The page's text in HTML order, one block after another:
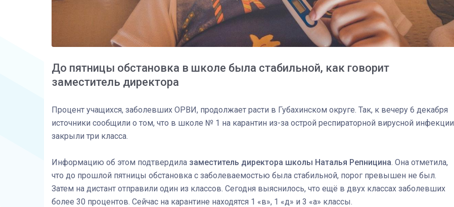
До пятницы обстановка в школе была стабильной, как говорит
заместитель директора
Процент учащихся, заболевших ОРВИ, продолжает расти в Губахинском округе. Так, к вечеру 6 декабря
источники сообщили о том, что в школе № 1 на карантин из-за острой респираторной вирусной инфекции
закрыли три класса.
Информацию об этом подтвердила заместитель директора школы Наталья Репницина. Она отметила,
что до прошлой пятницы обстановка с заболеваемостью была стабильной, порог превышен не был.
Затем на дистант отправили один из классов. Сегодня выяснилось, что ещё в двух классах заболевших
более 30 процентов. Сейчас на карантине находятся 1 «в», 1 «д» и 3 «а» классы.
03 4 октября 2025